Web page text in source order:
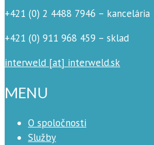
+421 (0) 2 4488 7946 – kancelária
+421 (0) 911 968 459 – sklad
interweld [at] interweld.sk
MENU
O spoločnosti
Služby